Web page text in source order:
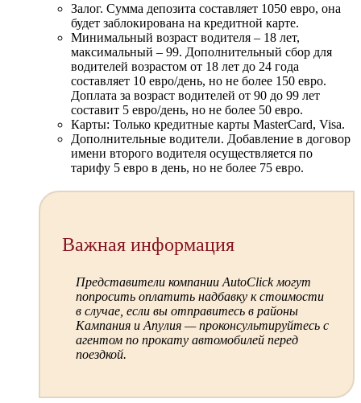
Залог. Сумма депозита составляет 1050 евро, она
будет заблокирована на кредитной карте.
Минимальный возраст водителя – 18 лет,
максимальный – 99. Дополнительный сбор для
водителей возрастом от 18 лет до 24 года
составляет 10 евро/день, но не более 150 евро.
Доплата за возраст водителей от 90 до 99 лет
составит 5 евро/день, но не более 50 евро.
Карты: Только кредитные карты MasterCard, Visa.
Дополнительные водители. Добавление в договор
имени второго водителя осуществляется по
тарифу 5 евро в день, но не более 75 евро.
Важная информация
Представители компании AutoClick могут
попросить оплатить надбавку к стоимости
в случае, если вы отправитесь в районы
Кампания и Апулия — проконсультируйтесь с
агентом по прокату автомобилей перед
поездкой.